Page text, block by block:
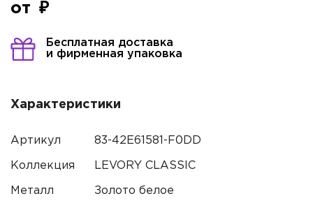
от
Бесплатная доставка
и фирменная упаковка
Характеристики
Артикул 83-42E61581-F0DD
Коллекция LEVORY CLASSIC
Металл Золото белое